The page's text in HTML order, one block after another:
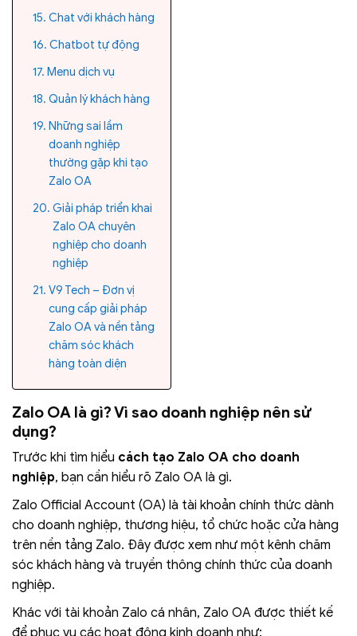
Chat với khách hàng
Chatbot tự động
Menu dịch vụ
Quản lý khách hàng
Những sai lầm
doanh nghiệp
thường gặp khi tạo
Zalo OA
Giải pháp triển khai
Zalo OA chuyên
nghiệp cho doanh
nghiệp
V9 Tech – Đơn vị
cung cấp giải pháp
Zalo OA và nền tảng
chăm sóc khách
hàng toàn diện
Zalo OA là gì? Vì sao doanh nghiệp nên sử
dụng?
Trước khi tìm hiểu cách tạo Zalo OA cho doanh
nghiệp, bạn cần hiểu rõ Zalo OA là gì.
Zalo Official Account (OA) là tài khoản chính thức dành
cho doanh nghiệp, thương hiệu, tổ chức hoặc cửa hàng
trên nền tảng Zalo. Đây được xem như một kênh chăm
sóc khách hàng và truyền thông chính thức của doanh
nghiệp.
Khác với tài khoản Zalo cá nhân, Zalo OA được thiết kế